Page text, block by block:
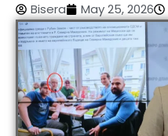
Bisera May 25, 2026